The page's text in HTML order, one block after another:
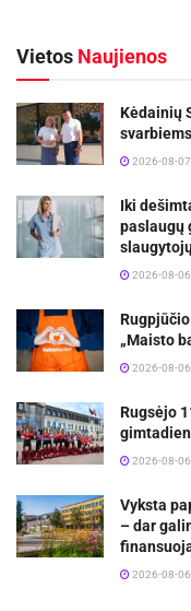
Vietos Naujienos
Kėdainių
2026-08-07
Iki
paslaugų
2026-08-06
„Maisto
2026-08-06
Rugsėjo
2026-08-06
Vyksta
– dar
2026-08-06